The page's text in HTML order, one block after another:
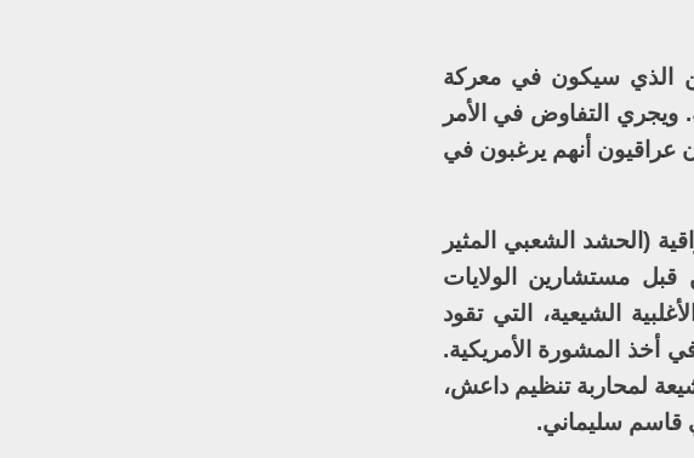
الذي سيكون في معركة
التفاوض في الأمر
أنهم يرغبون في
(الحشد الشعبي المثير
قبل مستشارين الولايات
الشيعية، التي تقود
أخذ المشورة الأمريكية.
السيستاني، الشيعة لمحاربة تنظيم داعش،
قاسم سليماني.